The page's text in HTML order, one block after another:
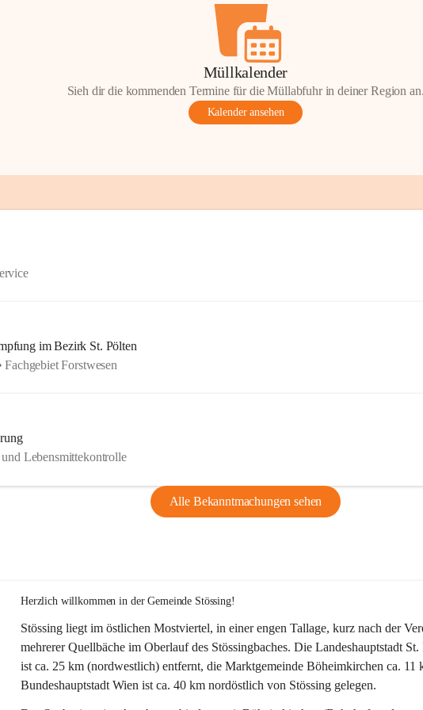
Müllkalender
Sieh dir die kommenden Termine für die Müllabfuhr in deiner Region
Kalender ansehen
im Bezirk St. Pölten
Forstwesen
Lebensmittekontrolle
Alle Bekanntmachungen sehen
Herzlich willkommen in der Gemeinde Stössing!
Stössing liegt im östlichen Mostviertel, in einer engen Tallage, kurz nach der
mehrerer Quellbäche im Oberlauf des Stössingbaches. Die Landeshauptstadt
ist ca. 25 km (nordwestlich) entfernt, die Marktgemeinde Böheimkirchen ca.
Bundeshauptstadt Wien ist ca. 40 km nordöstlich von Stössing gelegen.